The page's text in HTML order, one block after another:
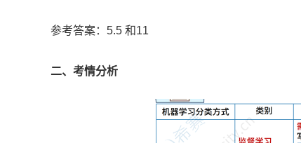
参考答案：5.5 和11
二、考情分析